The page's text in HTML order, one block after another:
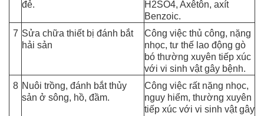
đẻ.
H 2SO4, Axêtôn, axít
Benzoic.
7 Sửa chữa thiết bị đánh bắt
hải sản
Công việc thủ công, nặng
nhọc, tư thế lao động gò
bó thường xuyên tiếp xúc
với vi sinh vật gây bệnh.
8 Nuôi trồng, đánh bắt thủy
sản ở sông, hồ, đầm.
Công việc rất nặng nhọc,
nguy hiểm, thường xuyên
tiếp xúc với vi sinh vật gây